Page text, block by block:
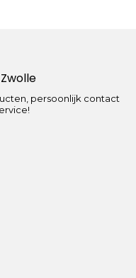
persoonlijk contact